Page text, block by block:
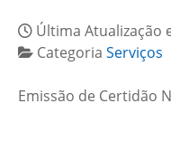
Última Atualização
Categoria Serviços
Emissão de Certidão